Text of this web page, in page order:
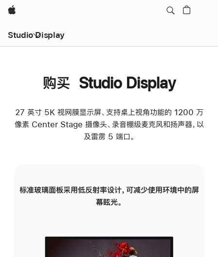
Apple
Studio Display
购买 Studio Display
27 英寸 5K 视网膜显示屏、支持桌上视角功能的 1200 万
像素 Center Stage 摄像头、录音棚级麦克风和扬声器，以
及雷雳 5 端口。
标准玻璃面板采用低反射率设计，可减少使用环境中的屏
幕眩光。